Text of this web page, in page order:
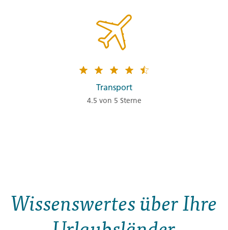
Transport
4.5 von 5 Sterne
Wissenswertes über Ihre